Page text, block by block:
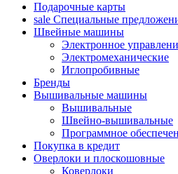
Подарочные карты
sale Специальные
Швейные машины
Электронное
Электромеханические
Иглопробивные
Бренды
Вышивальные машины
Вышивальные
Швейно-вышивальные
Программное
Покупка в кредит
Оверлоки и плоскошовные
Коверлоки